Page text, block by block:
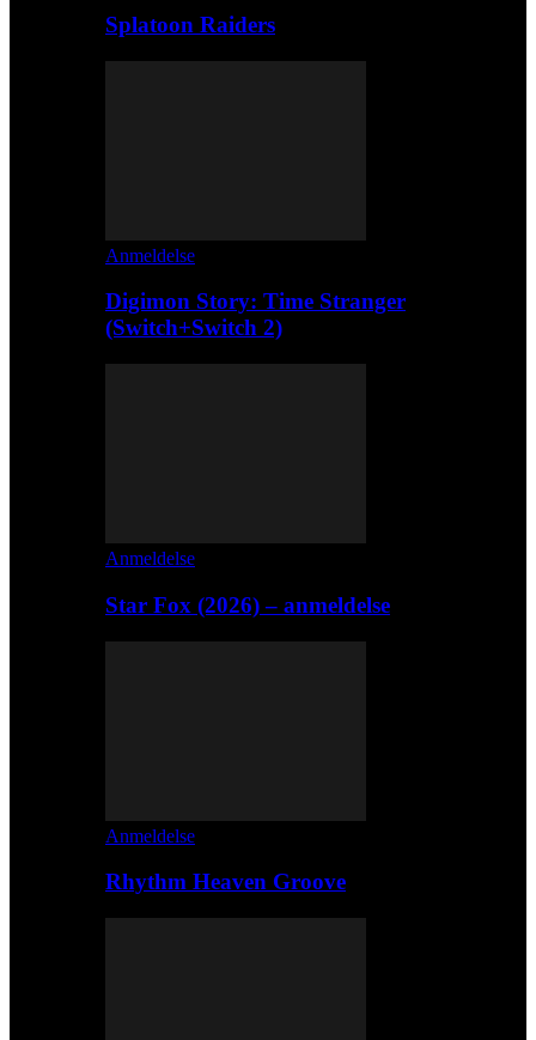
Splatoon Raiders
Anmeldelse
Digimon Story: Time Stranger
(Switch+Switch 2)
Anmeldelse
Star Fox (2026) – anmeldelse
Anmeldelse
Rhythm Heaven Groove